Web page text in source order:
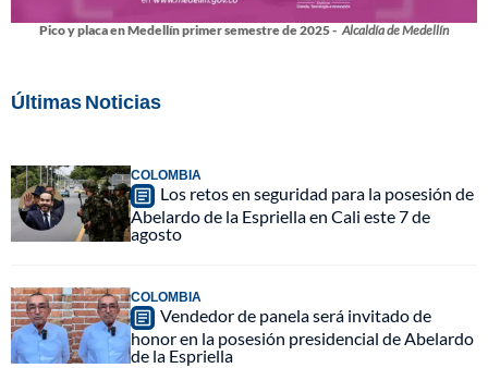
Pico y placa en Medellín primer semestre de 2025 - Alcaldía de Medellín
Últimas Noticias
COLOMBIA
Los retos en seguridad para la posesión de
Abelardo de la Espriella en Cali este 7 de
agosto
COLOMBIA
Vendedor de panela será invitado de
honor en la posesión presidencial de Abelardo
de la Espriella